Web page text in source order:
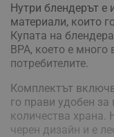
Нутри блендерът е
материали, които
Купата на
BPA, което е
потребителите.
Комплектът
го прави удобен
количества храна.
черен дизайн и е